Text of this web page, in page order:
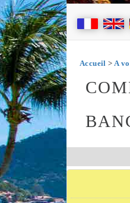
Accueil > A